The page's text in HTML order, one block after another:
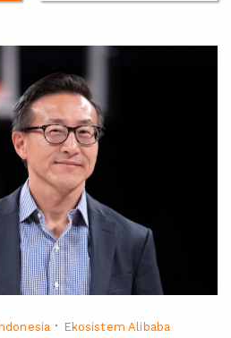
· Ekosistem Alibaba